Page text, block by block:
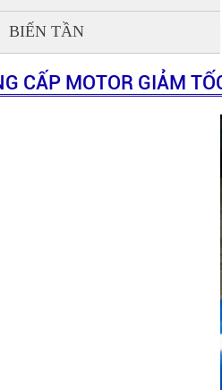
BIẾN TẦN
CẤP MOTOR GIẢM